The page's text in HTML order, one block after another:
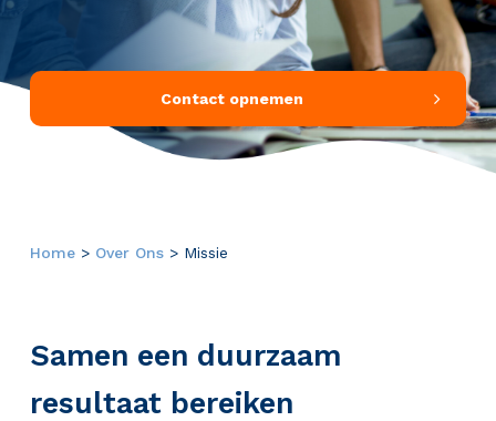
Contact opnemen
Home> Over Ons> Missie
Samen een duurzaam
resultaat bereiken